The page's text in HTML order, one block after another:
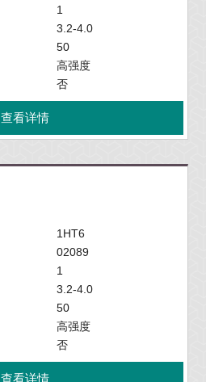
1
3.2-4.0
50
高强度
否
查看详情
1HT6
02089
1
3.2-4.0
50
高强度
否
查看详情